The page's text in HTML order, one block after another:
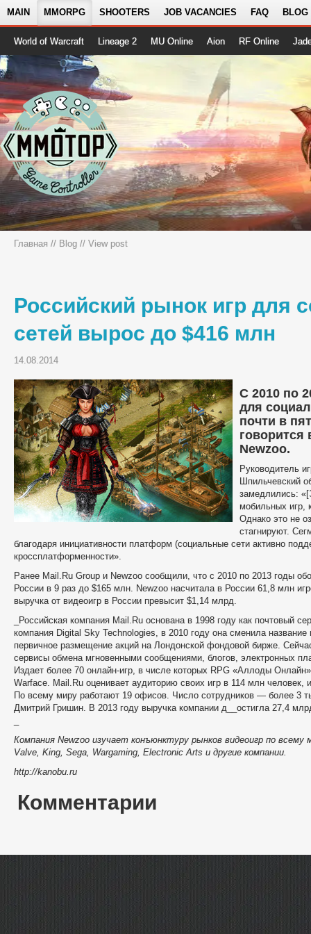
MAIN MMORPG SHOOTERS JOB VACANCIES FAQ BLOG
World of Warcraft Lineage 2 MU Online Aion RF Online
Главная // Blog // View post
Российский рынок игр для
сетей вырос до $416 млн
14.08.2014
С 2010 по
для
почти в
говорится
Newzoo.
Руководитель
Шпильчевский
замедлились:
мобильных игр,
Однако это не
стагнируют.
благодаря инициативности платформ (социальные сети активно
кроссплатформенности».
Ранее Mail.Ru Group и Newzoo сообщили, что с 2010 по 2013 годы
России в 9 раз до $165 млн. Newzoo насчитала в России 61,8 млн
выручка от видеоигр в России превысит $1,14 млрд.
_Российская компания Mail.Ru основана в 1998 году как почтовый
компания Digital Sky Technologies, в 2010 году она сменила
первичное размещение акций на Лондонской фондовой бирже.
сервисы обмена мгновенными сообщениями, блогов, электронных
Издает более 70 онлайн-игр, в числе которых RPG «Аллоды
Warface. Mail.Ru оценивает аудиторию своих игр в 114 млн
По всему миру работают 19 офисов. Число сотрудников — более 3
Дмитрий Гришин. В 2013 году выручка компании д__остигла 27,4
Компания Newzoo изучает конъюнктуру рынков видеоигр по всему
Valve, King, Sega, Wargaming, Electronic Arts и другие компании.
http://kanobu.ru
Комментарии